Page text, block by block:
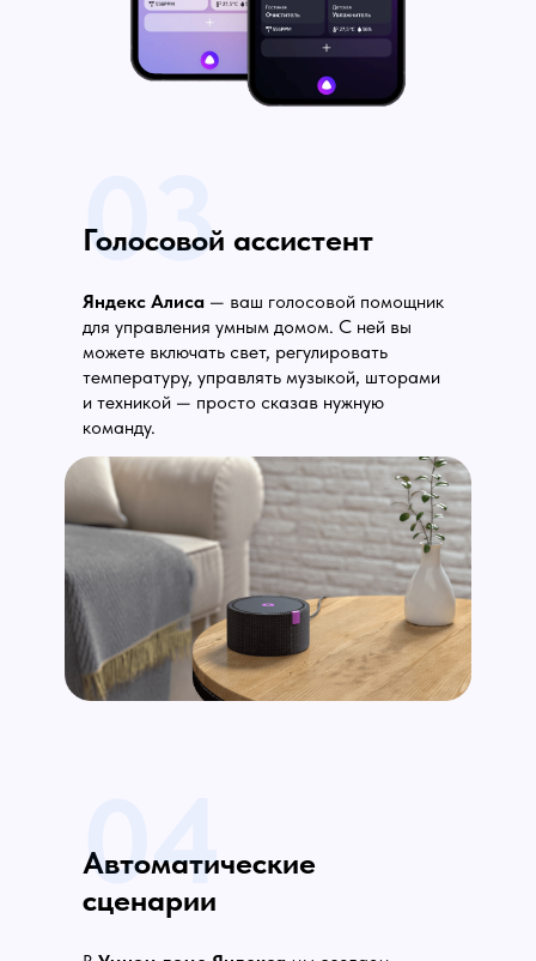
Автоматические
сценарии
04
Голосовой ассистент
Яндекс Алиса — ваш голосовой помощник
для управления умным домом. С ней вы
можете включать свет, регулировать
температуру, управлять музыкой, шторами
и техникой — просто сказав нужную
команду.
03